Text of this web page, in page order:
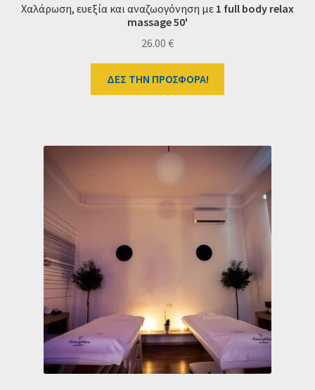
Χαλάρωση, ευεξία και αναζωογόνηση με 1 full body relax
massage 50'
26.00 €
ΔΕΣ ΤΗΝ ΠΡΟΣΦΟΡΑ!